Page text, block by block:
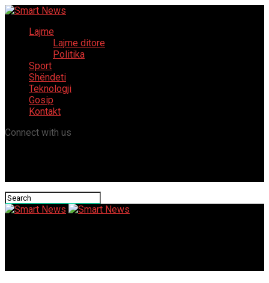
Lajme
Lajme ditore
Politika
Sport
Shëndeti
Teknologji
Gosip
Kontakt
Connect with us